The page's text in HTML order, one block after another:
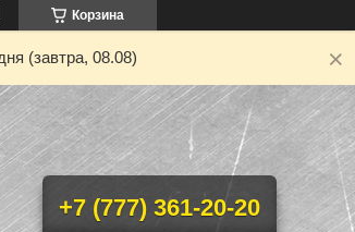
Корзина
(завтра, 08.08)
+7 (777) 361-20-20